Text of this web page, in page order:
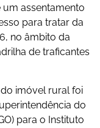
um assentamento
para tratar da
no âmbito da
de traficantes
imóvel rural foi
do
para o Instituto